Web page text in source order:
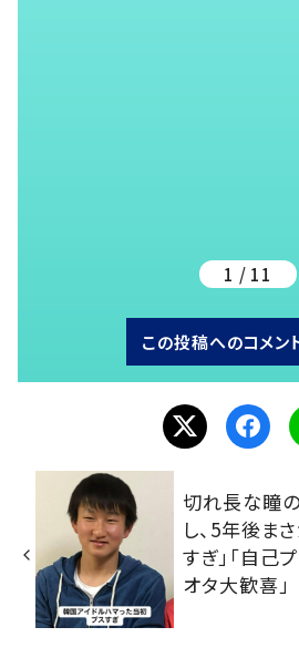
1 / 11
この投稿へのコメン
切れ長な瞳
し、5年後ま
すぎ」「自己
オタ大歓喜」